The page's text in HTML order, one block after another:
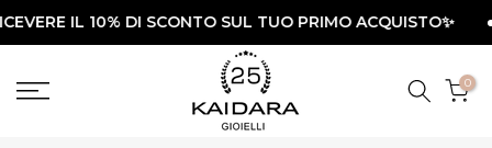
Vai
al
IL 10% DI SCONTO SUL TUO PRIMO ACQUISTO✨
0